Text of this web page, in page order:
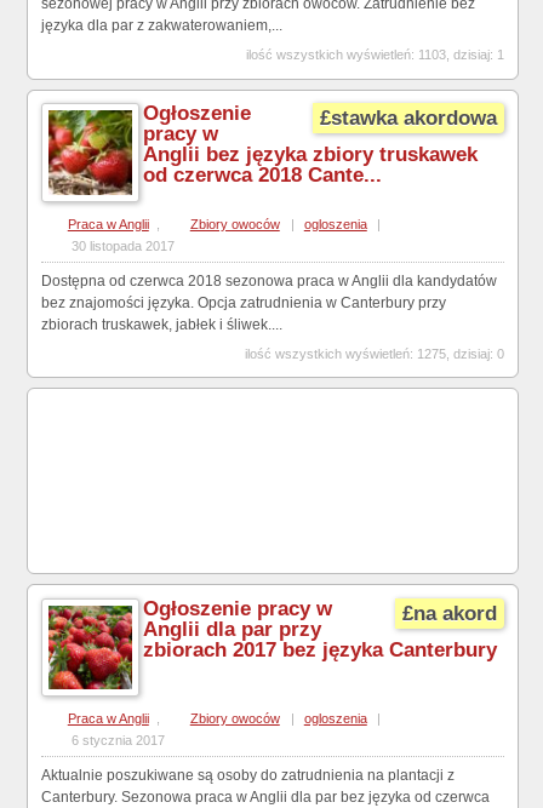
sezonowej pracy w Anglii przy zbiorach owoców. Zatrudnienie bez
języka dla par z zakwaterowaniem,...
ilość wszystkich wyświetleń: 1103, dzisiaj: 1
£stawka akordowa
Ogłoszenie
pracy w
Anglii bez języka zbiory truskawek
od czerwca 2018 Cante...
Praca w Anglii Zbiory owoców | ogloszenia
|
30 listopada 2017
Dostępna od czerwca 2018 sezonowa praca w Anglii dla kandydatów
bez znajomości języka. Opcja zatrudnienia w Canterbury przy
zbiorach truskawek, jabłek i śliwek....
ilość wszystkich wyświetleń: 1275, dzisiaj: 0
£na akord
Ogłoszenie pracy w
Anglii dla par przy
zbiorach 2017 bez języka Canterbury
Praca w Anglii Zbiory owoców ogloszenia
6 stycznia 2017
Aktualnie poszukiwane są osoby do zatrudnienia na plantacji z
Canterbury. Sezonowa praca w Anglii dla par bez języka od czerwca